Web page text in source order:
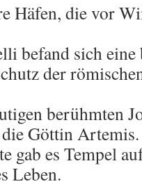
Häfen, die vor
befand sich
der
berühmten
die Göttin
gab es Tempel
Leben.